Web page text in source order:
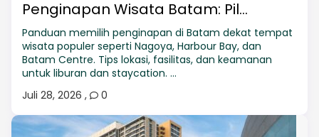
Penginapan Wisata Batam: Pil...
Panduan memilih penginapan di Batam dekat tempat
wisata populer seperti Nagoya, Harbour Bay, dan
Batam Centre. Tips lokasi, fasilitas, dan keamanan
untuk liburan dan staycation. ...
Juli 28, 2026 , 0